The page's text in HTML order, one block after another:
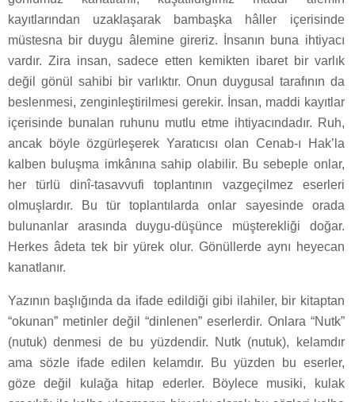
kayıtlarından uzaklaşarak bambaşka hâller içerisinde
müstesna bir duygu âlemine gireriz. İnsanın buna ihtiyacı
vardır. Zira insan, sadece etten kemikten ibaret bir varlık
değil gönül sahibi bir varlıktır. Onun duygusal tarafının da
beslenmesi, zenginleştirilmesi gerekir. İnsan, maddi kayıtlar
içerisinde bunalan ruhunu mutlu etme ihtiyacındadır. Ruh,
ancak böyle özgürleşerek Yaratıcısı olan Cenab-ı Hak’la
kalben buluşma imkânına sahip olabilir. Bu sebeple onlar,
her türlü dinî-tasavvufi toplantının vazgeçilmez eserleri
olmuşlardır. Bu tür toplantılarda onlar sayesinde orada
bulunanlar arasında duygu-düşünce müşterekliği doğar.
Herkes âdeta tek bir yürek olur. Gönüllerde aynı heyecan
kanatlanır.
Yazının başlığında da ifade edildiği gibi ilahiler, bir kitaptan
“okunan” metinler değil “dinlenen” eserlerdir. Onlara “Nutk”
(nutuk) denmesi de bu yüzdendir. Nutk (nutuk), kelamdır
ama sözle ifade edilen kelamdır. Bu yüzden bu eserler,
göze değil kulağa hitap ederler. Böylece musiki, kulak